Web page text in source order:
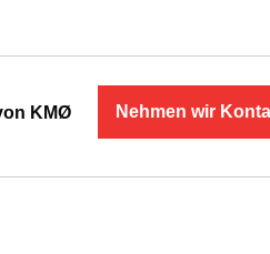
KMØ Nehmen wir